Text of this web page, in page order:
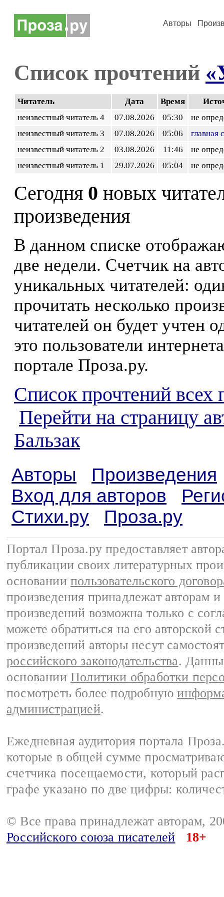
Авторы
Список прочтений
Читатель Дата Время
неизвестный читатель 4
07.08.2026 05:30
не
неизвестный читатель 3
07.08.2026 05:06
главная
неизвестный читатель 2
03.08.2026 11:46
не
неизвестный читатель 1
29.07.2026 05:04 не
Сегодня 0 новых
произведения
В данном списке
две недели. Счетчик на
уникальных читателей:
прочитать несколько
читателей он будет учтен
это пользователи
портале Проза.ру.
Список прочтений всех
Перейти на страницу
Бальзак
Авторы
Произведения
Вход для авторов
Стихи.ру
Проза.ру
Портал Проза.ру предоставляет
публикации своих литературных
основании пользовательского
произведения принадлежат авторам
произведений возможна только с
можете обратиться на его авторской
произведений авторы несут
российского законодательства.
основании Политики обработки
посмотреть более подробную
администрацией.
Ежедневная аудитория портала
которые в общей сумме
счетчика посещаемости, который
графе указано по две цифры:
© Все права принадлежат авторам,
Российского союза писателей
18+